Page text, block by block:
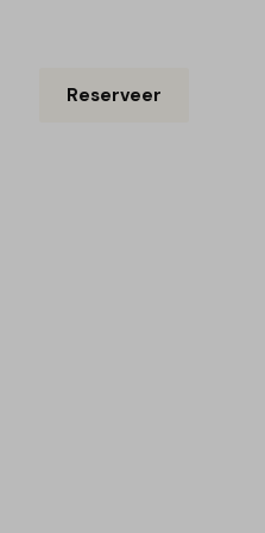
Reserveer